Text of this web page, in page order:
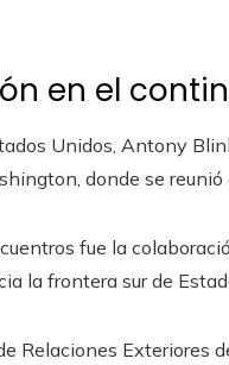
en el
Unidos, Antony
donde se
fue la
la frontera sur de
Relaciones Exteriores